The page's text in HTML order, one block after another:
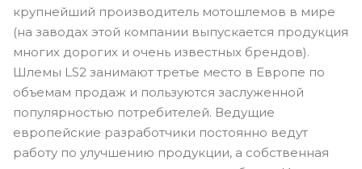
крупнейший производитель мотошлемов в мире
(на заводах этой компании выпускается продукция
многих дорогих и очень известных брендов).
Шлемы LS2 занимают третье место в Европе по
объемам продаж и пользуются заслуженной
популярностью потребителей. Ведущие
европейские разработчики постоянно ведут
работу по улучшению продукции, а собственная